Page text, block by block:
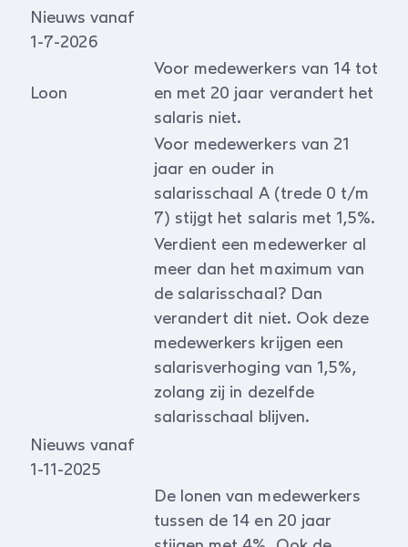
Nieuws vanaf
1-7-2026
Loon
Voor medewerkers van 14 tot
en met 20 jaar verandert het
salaris niet.
Voor medewerkers van 21
jaar en ouder in
salarisschaal A (trede 0 t/m
7) stijgt het salaris met 1,5%.
Verdient een medewerker al
meer dan het maximum van
de salarisschaal? Dan
verandert dit niet. Ook deze
medewerkers krijgen een
salarisverhoging van 1,5%,
zolang zij in dezelfde
salarisschaal blijven.
Nieuws vanaf
1-11-2025
De lonen van medewerkers
tussen de 14 en 20 jaar